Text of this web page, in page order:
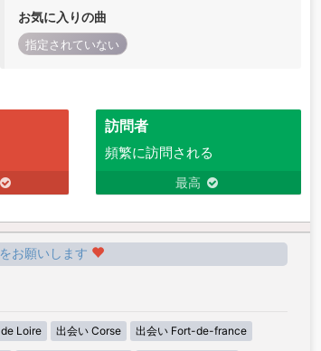
お気に入りの曲
指定されていない
訪問者
頻繁に訪問される
最高
お願いします
Loire 出会い Corse 出会い Fort-de-france